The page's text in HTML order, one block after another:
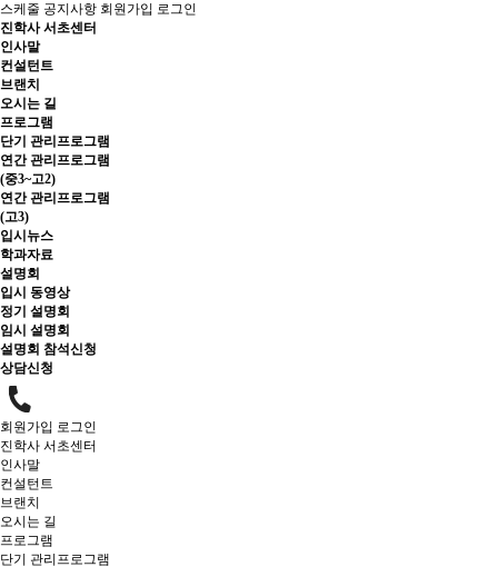
스케줄 공지사항 회원가입 로그인
진학사 서초센터
인사말
컨설턴트
브랜치
오시는 길
프로그램
단기 관리프로그램
연간 관리프로그램
(중3~고2)
연간 관리프로그램
(고3)
입시뉴스
학과자료
설명회
입시 동영상
정기 설명회
임시 설명회
설명회 참석신청
상담신청
회원가입 로그인
진학사 서초센터
인사말
컨설턴트
브랜치
오시는 길
프로그램
단기 관리프로그램